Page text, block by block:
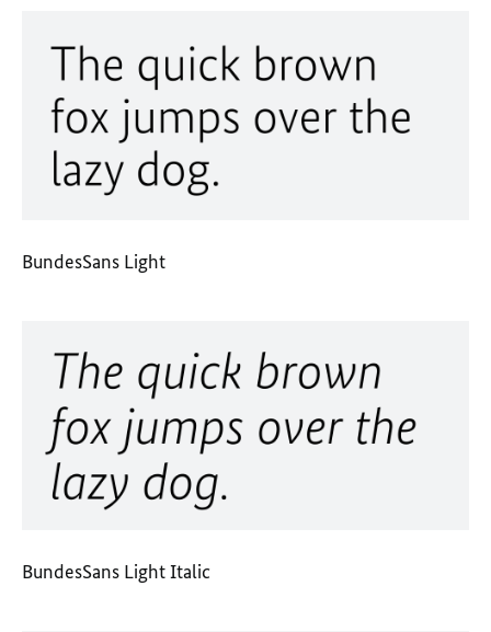
BundesSans Light
BundesSans Light Italic